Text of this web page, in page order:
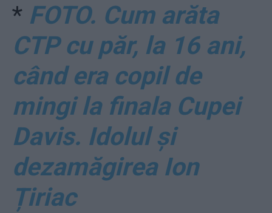
* FOTO. Cum arăta
CTP cu păr, la 16 ani,
când era copil de
mingi la finala Cupei
Davis. Idolul și
dezamăgirea Ion
Țiriac